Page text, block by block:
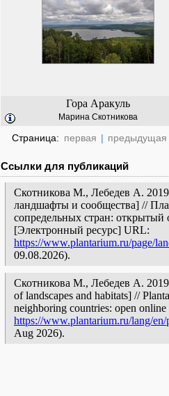
Гора Аракуль
Марина Скотникова
Страница: первая | предыдущая
Ссылки для публикаций
Скотникова М., Лебедев А.
ландшафты и сообщества] //
сопредельных стран: открытый
[Электронный ресурс] URL:
https://www.plantarium.ru/page/
09.08.2026).
Скотникова М., Лебедев А.
of landscapes and habitats] //
neighboring countries: open
https://www.plantarium.ru/lang/
Aug 2026).